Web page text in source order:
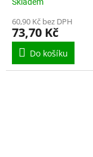
60,90 Kč bez DPH
73,70 Kč
Do košíku